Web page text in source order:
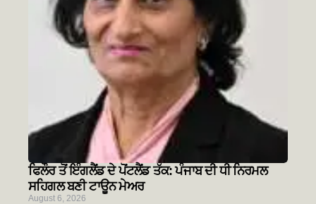
ਫਿਲੌਰ ਤੋਂ ਇੰਗਲੈਂਡ ਦੇ ਪੋਂਟਲੈਂਡ ਤੱਕ: ਪੰਜਾਬ ਦੀ ਧੀ ਨਿਰਮਲ
ਸਹਿਗਲ ਬਣੀ ਟਾਊਨ ਮੇਅਰ
August 6, 2026